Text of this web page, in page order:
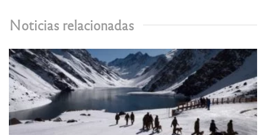
Noticias relacionadas